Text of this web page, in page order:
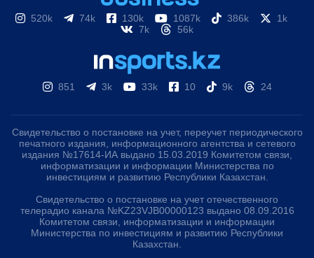
520k 74k 130k 1087k 386k
1k
7k
56k
851 3k 33k 10 9k 24
Свидетельство о постановке на учет, переучет периодического
печатного издания, информационного агентства и сетевого
издания №17614-ИА выдано 15.03.2019 Комитетом связи,
информатизации и информации Министерства по
инвестициям и развитию Республики Казахстан.
Свидетельство о постановке на учет отечественного
телерадио канала №KZ23VJB00000123 выдано 08.09.2016
Комитетом связи, информатизации и информации
Министерства по инвестициям и развитию Республики
Казахстан.